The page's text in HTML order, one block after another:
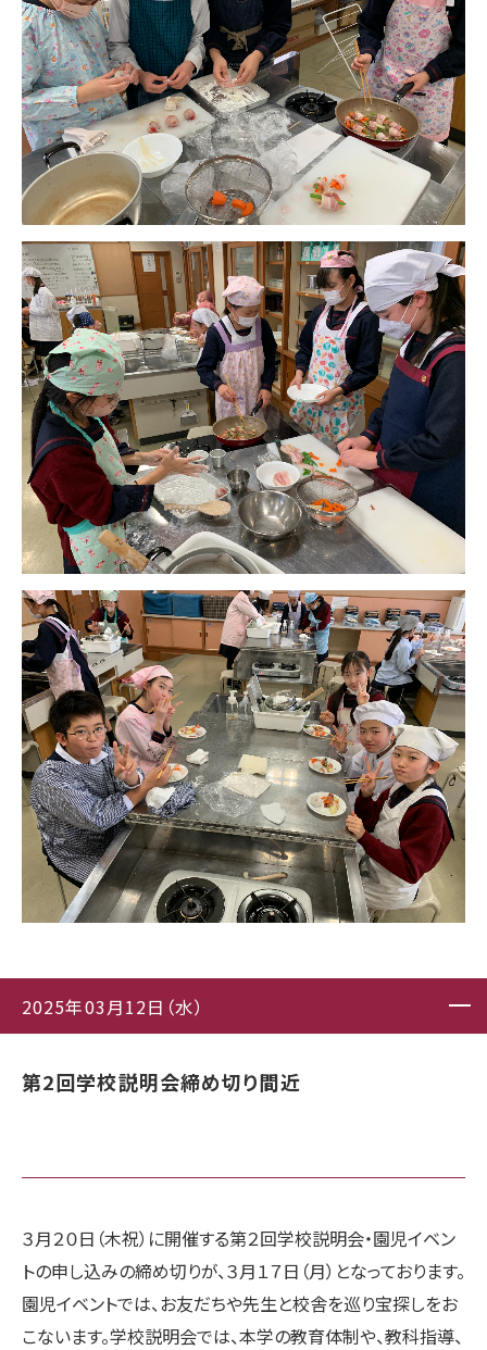
2025年03月12日（水）
第2回学校説明会締め切り間近
３月２０日（木祝）に開催する第２回学校説明会・園児イベン
トの申し込みの締め切りが、３月１７日（月）となっております。
園児イベントでは、お友だちや先生と校舎を巡り宝探しをお
こないます。学校説明会では、本学の教育体制や、教科指導、